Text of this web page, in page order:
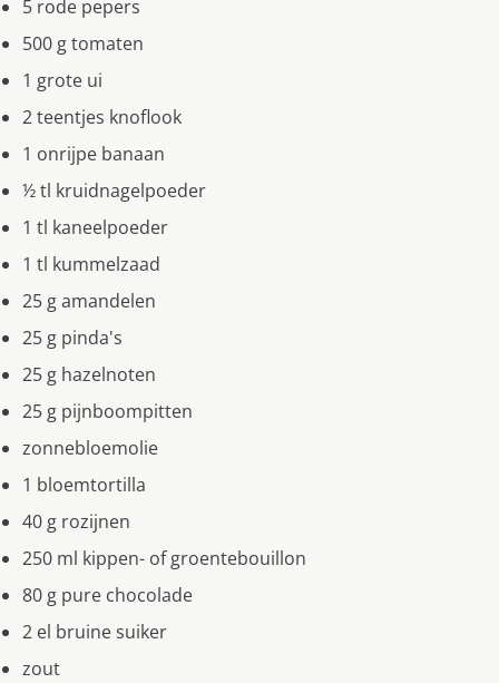
5 rode pepers
500 g tomaten
1 grote ui
2 teentjes knoflook
1 onrijpe banaan
½ tl kruidnagelpoeder
1 tl kaneelpoeder
1 tl kummelzaad
25 g amandelen
25 g pinda's
25 g hazelnoten
25 g pijnboompitten
zonnebloemolie
1 bloemtortilla
40 g rozijnen
250 ml kippen- of groentebouillon
80 g pure chocolade
2 el bruine suiker
zout